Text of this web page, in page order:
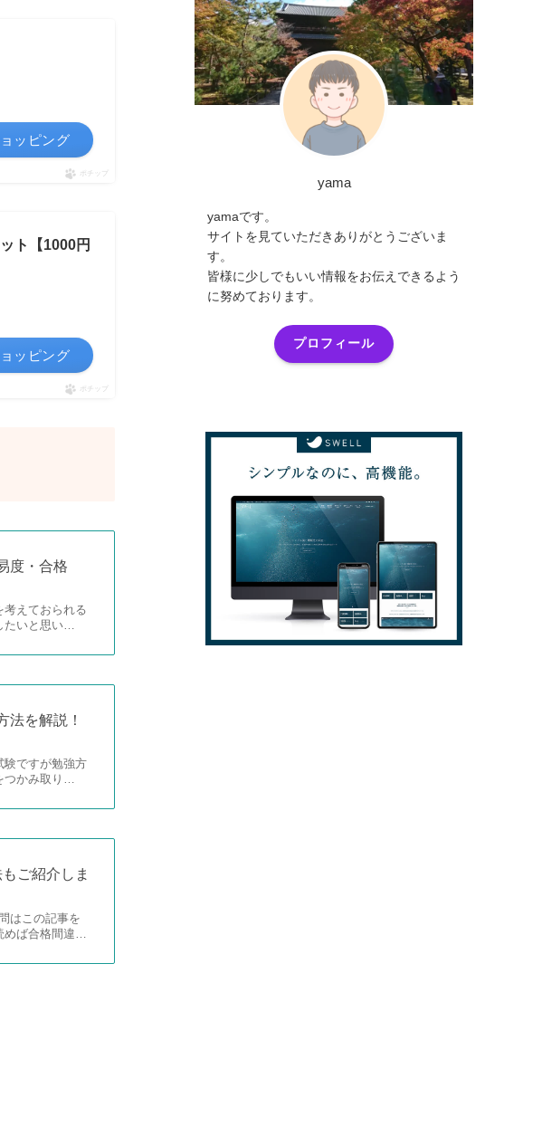
ッピング
ポチップ
ト【1000円
ッピング
ポチップ
度・合格
えておられる
たいと思い…
法を解説！
験ですが勉強方
つかみ取り…
ご紹介しま
はこの記事を
ば合格間違…
yama
yamaです。
サイトを見ていただきありがとうございま
す。
皆様に少しでもいい情報をお伝えできるよう
に努めております。
プロフィール